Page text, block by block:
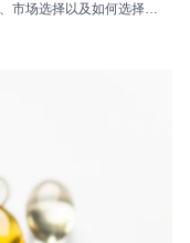
市场选择以及如何选择合